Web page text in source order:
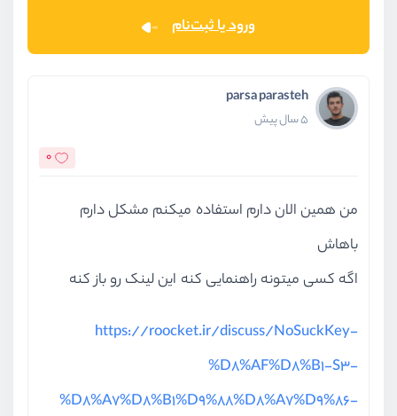
ورود یا ثبت‌نام
parsa parasteh
5 سال پیش
0
من همین الان دارم استفاده میکنم مشکل دارم
باهاش
اگه کسی میتونه راهنمایی کنه این لینک رو باز کنه
https://roocket.ir/discuss/NoSuckKey-
%D8%AF%D8%B1-S3-
%D8%A7%D8%B1%D9%88%D8%A7%D9%86-